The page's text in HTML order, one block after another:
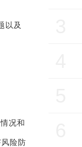
以及
况和
险防